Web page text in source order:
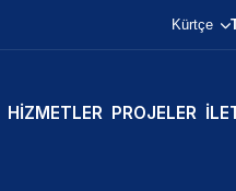
Kürtçe
HIZMETLER PROJELER